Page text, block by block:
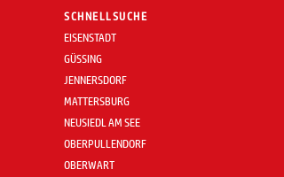
SCHNELLSUCHE
EISENSTADT
GÜSSING
JENNERSDORF
MATTERSBURG
NEUSIEDL AM SEE
OBERPULLENDORF
OBERWART